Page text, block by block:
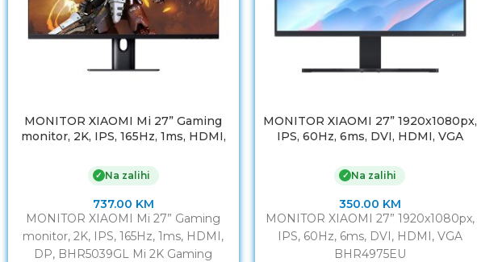
MONITOR XIAOMI Mi 27” Gaming
monitor, 2K, IPS, 165Hz, 1ms, HDMI,
✓ Na zalihi
737.00 KM
MONITOR XIAOMI Mi 27” Gaming
monitor, 2K, IPS, 165Hz, 1ms, HDMI,
DP, BHR5039GL Mi 2K Gaming
MONITOR XIAOMI 27” 1920x1080px,
IPS, 60Hz, 6ms, DVI, HDMI, VGA
✓ Na zalihi
350.00 KM
MONITOR XIAOMI 27” 1920x1080px,
IPS, 60Hz, 6ms, DVI, HDMI, VGA
BHR4975EU